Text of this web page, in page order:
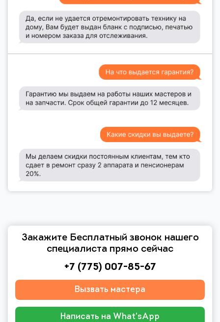
Закажите Бесплатный звонок нашего
специалиста прямо сейчас
+7 (775) 007-85-67
Вызвать мастера
Написать на What'sApp